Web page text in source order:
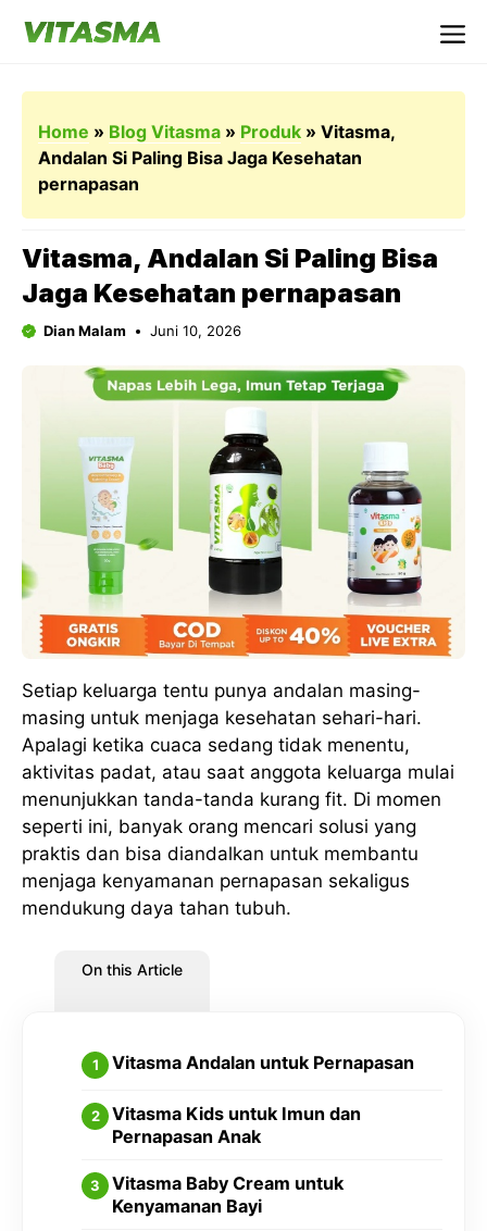
Home » Blog Vitasma » Produk » Vitasma,
Andalan Si Paling Bisa Jaga Kesehatan
pernapasan
Vitasma, Andalan Si Paling Bisa
Jaga Kesehatan pernapasan
Dian Malam Juni 10, 2026
Setiap keluarga tentu punya andalan masing-
masing untuk menjaga kesehatan sehari-hari.
Apalagi ketika cuaca sedang tidak menentu,
aktivitas padat, atau saat anggota keluarga mulai
menunjukkan tanda-tanda kurang fit. Di momen
seperti ini, banyak orang mencari solusi yang
praktis dan bisa diandalkan untuk membantu
menjaga kenyamanan pernapasan sekaligus
mendukung daya tahan tubuh.
On this Article
Vitasma Andalan untuk Pernapasan
Vitasma Kids untuk Imun dan
Pernapasan Anak
Vitasma Baby Cream untuk
Kenyamanan Bayi